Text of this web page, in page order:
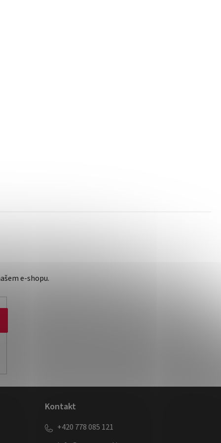
e-shopu.
Kontakt
+420 778 085 121